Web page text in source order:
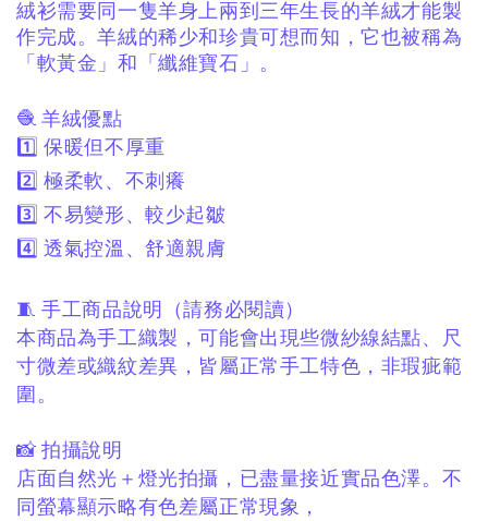
絨衫需要同一隻羊身上兩到三年生長的羊絨才能製
作完成。羊絨的稀少和珍貴可想而知，它也被稱為
「軟黃金」和「纖維寶石」。
🧶 羊絨優點
1️⃣ 保暖但不厚重
2️⃣ 極柔軟、不刺癢
3️⃣ 不易變形、較少起皺
4️⃣ 透氣控溫、舒適親膚
🧵 手工商品說明（請務必閱讀）
本商品為手工織製，可能會出現些微紗線結點、
尺
寸微差或織紋差異， 皆屬正常手工特色，非瑕疵範
圍。
📸 拍攝說明
店面自然光＋燈光拍攝， 已盡量接近實品色澤。 不
同螢幕顯示略有色差屬正常現象，